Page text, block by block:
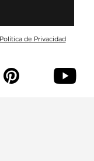
Política de Privacidad
p y